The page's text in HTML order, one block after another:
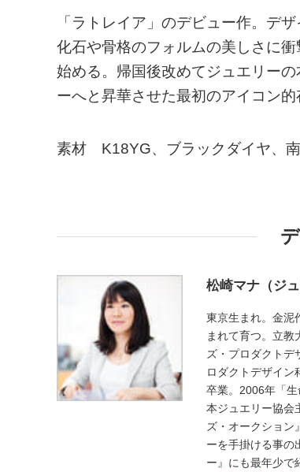
「ラトレイア」のデビュー作。デ
化石や骨格のフォルムの美しさに
始める。帰国後改めてジュエリー
ーへと昇華させた最初のアイコン的
素材 K18YG、ブラックダイヤ、
松崎マナ（ジ
東京生まれ。金泥
まれて育つ。立
ズ・プロダクト
ロダクトデザイン
卒業。2006年「
本ジュエリー協会
ズ・オークション
ーを手掛ける事の
ー』にも最年少で